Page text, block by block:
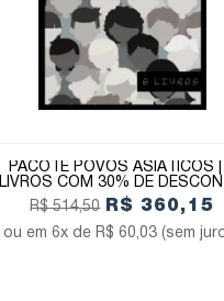
PACOTE POVOS ASIÁTICOS |
LIVROS COM 30% DE
R$ 514,50
R$ 360,15
6x de R$ 60,03 (sem